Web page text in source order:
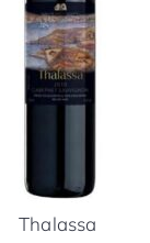
Thalassa